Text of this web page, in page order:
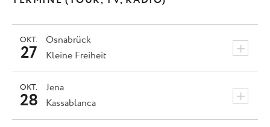
Osnabrück +
OKT.
27 Kleine Freiheit
Jena +
OKT.
28 Kassablanca